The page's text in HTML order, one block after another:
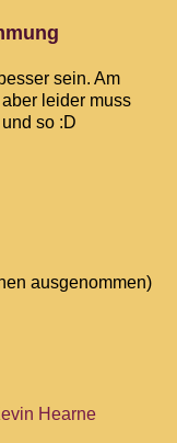
sein. Am
leider muss
so :D
ausgenommen)
Hearne